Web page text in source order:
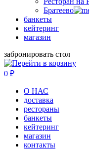
Братеево
банкеты
кейтеринг
магазин
забронировать стол
0 ₽
О НАС
доставка
рестораны
банкеты
кейтеринг
магазин
контакты